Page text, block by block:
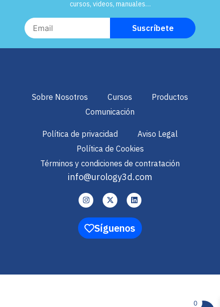
cursos, videos, manuales…
Sobre Nosotros Cursos
Productos
Comunicación
Política de privacidad
Aviso Legal
Política de Cookies
Términos y condiciones de contratación
info@urology3d.com
Síguenos
0